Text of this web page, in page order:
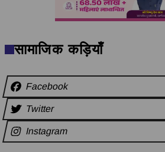
सामाजिक कड़ियाँ
Facebook
Twitter
Instagram